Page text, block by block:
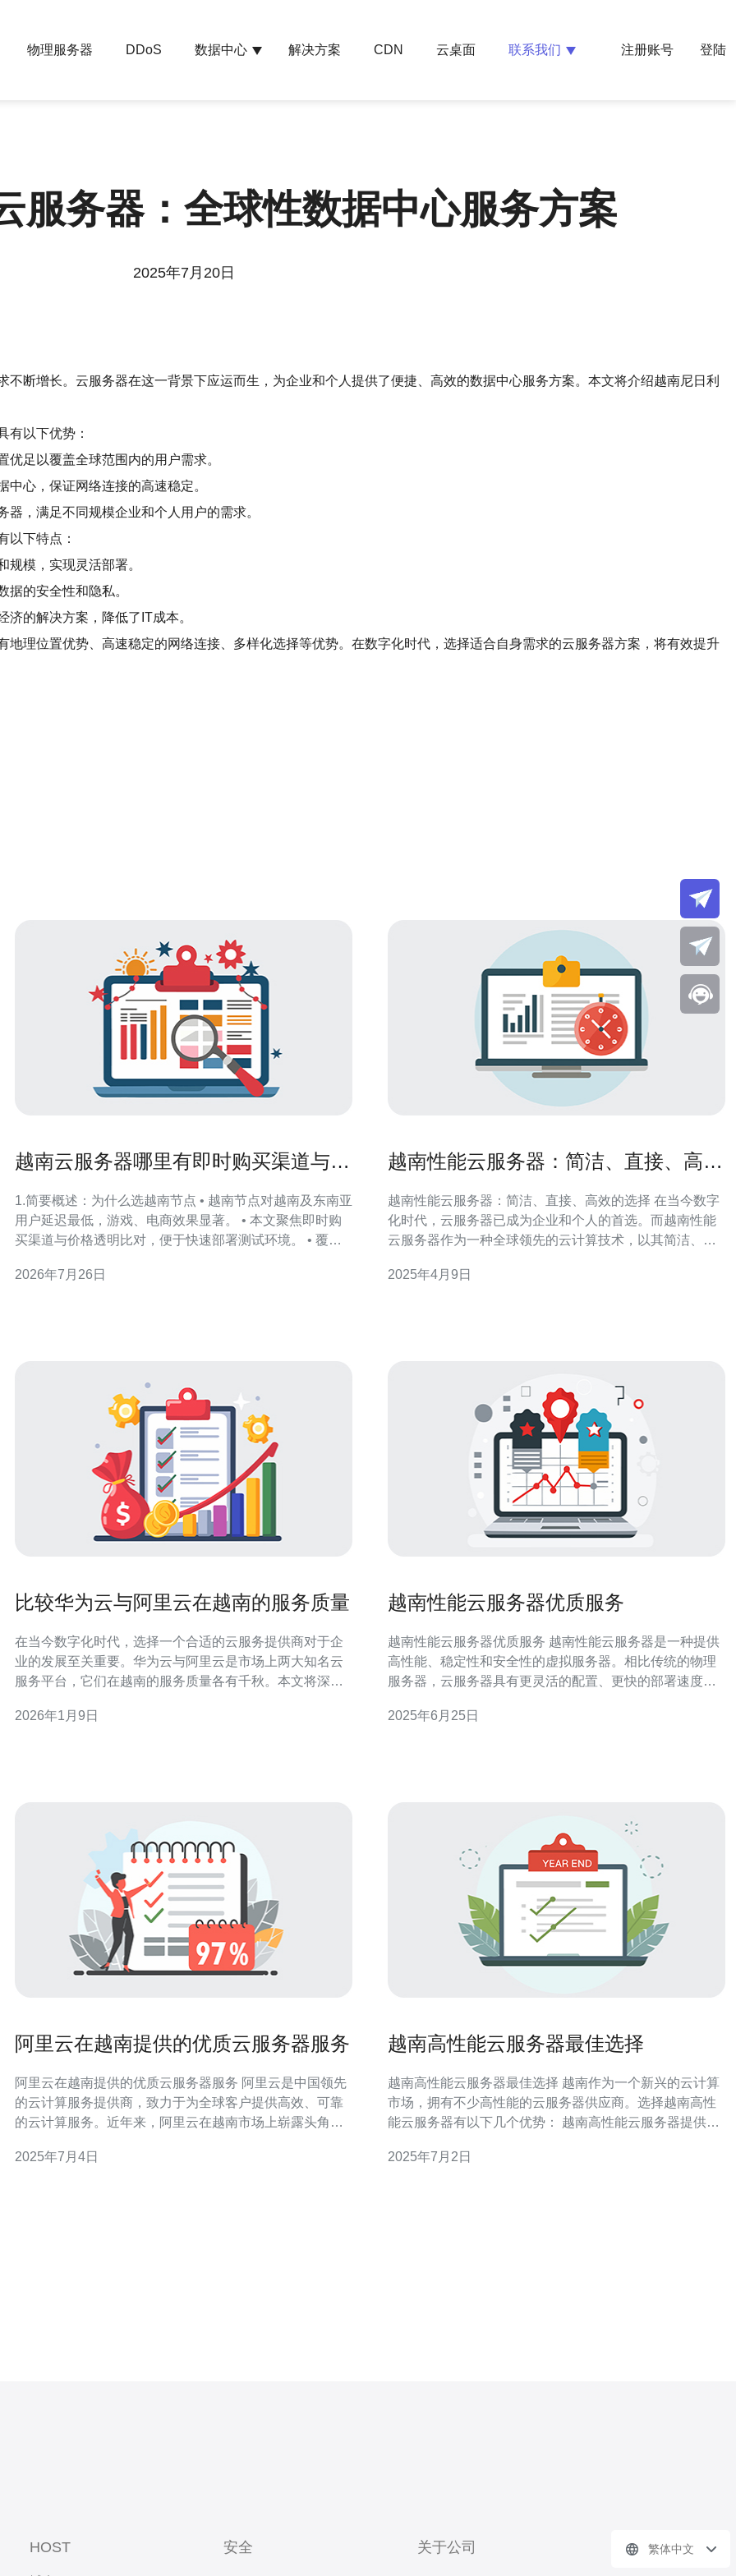
物理服务器 DDoS 数据中心 解决方案 CDN 云桌面 联系我们 注册账号 登陆
服务器：全球性数据中心服务方案
2025年7月20日
断增长。云服务器在这一背景下应运而生，为企业和个人提供了便捷、高效的数据中心服务方案。本文将介绍越南尼日利
有以下优势：
足以覆盖全球范围内的用户需求。
心，保证网络连接的高速稳定。
，满足不同规模企业和个人用户的需求。
以下特点：
模，实现灵活部署。
的安全性和隐私。
的解决方案，降低了IT成本。
理位置优势、高速稳定的网络连接、多样化选择等优势。在数字化时代，选择适合自身需求的云服务器方案，将有效提升
越南云服务器哪里有即时购买渠道与价
1.简要概述：为什么选越南节点 • 越南节点对越南及东南亚
用户延迟最低，游戏、电商效果显著。 • 本文聚焦即时购
买渠道与价格透明比对，便于快速部署测试环境。 • 覆盖
置。 • 提供示例价格表与真实迁移案例，便于评估性价比
2026年7月26日
越南性能云服务器：简洁、直接、高效
越南性能云服务器：简洁、直接、高效的选择 在当今数字
化时代，云服务器已成为企业和个人的首选。而越南性能
云服务器作为一种全球领先的云计算技术，以其简洁、直
技术的基础上发展起来的。它可以提供强大的计算和存储
2025年4月9日
比较华为云与阿里云在越南的服务质量
在当今数字化时代，选择一个合适的云服务提供商对于企
业的发展至关重要。华为云与阿里云是市场上两大知名云
服务平台，它们在越南的服务质量各有千秋。本文将深入
出明智的选择。无论您是在寻找最佳的云解决方案，还是
2026年1月9日
越南性能云服务器优质服务
越南性能云服务器优质服务 越南性能云服务器是一种提供
高性能、稳定性和安全性的虚拟服务器。相比传统的物理
服务器，云服务器具有更灵活的配置、更快的部署速度和
发展迅速，拥有良好的网络基础设施和丰富的技术人才资
2025年6月25日
阿里云在越南提供的优质云服务器服务
阿里云在越南提供的优质云服务器服务 阿里云是中国领先
的云计算服务提供商，致力于为全球客户提供高效、可靠
的云计算服务。近年来，阿里云在越南市场上崭露头角，
2025年7月4日
越南高性能云服务器最佳选择
越南高性能云服务器最佳选择 越南作为一个新兴的云计算
市场，拥有不少高性能的云服务器供应商。选择越南高性
能云服务器有以下几个优势： 越南高性能云服务器提供商
稳定可靠，能够满足用户对性能的需求。 越南地理位置优
2025年7月2日
HOST 安全 关于公司 繁体中文